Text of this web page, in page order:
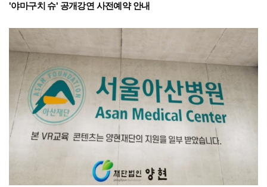
'야마구치 슈' 공개강연 사전예약 안내